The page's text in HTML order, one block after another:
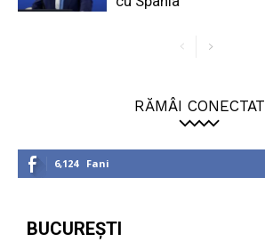
RĂMÂI CONECTAT
6,124 Fani
BUCUREȘTI